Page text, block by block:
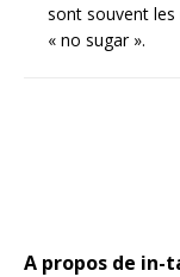
sont souvent
« no sugar ».
A propos de in-